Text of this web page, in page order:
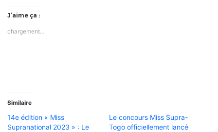
J’aime ça :
chargement…
Similaire
14e édition « Miss
Supranational 2023 » : Le
Le concours Miss Supra-
Togo officiellement lancé